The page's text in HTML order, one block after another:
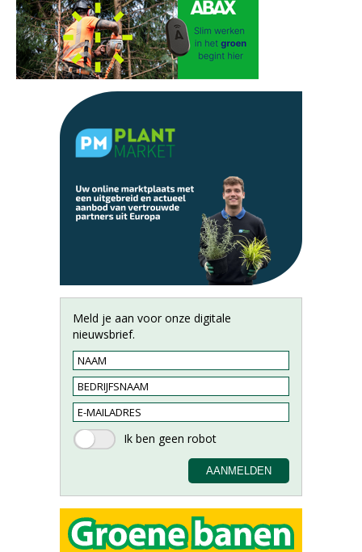
Meld je aan voor onze digitale
nieuwsbrief.